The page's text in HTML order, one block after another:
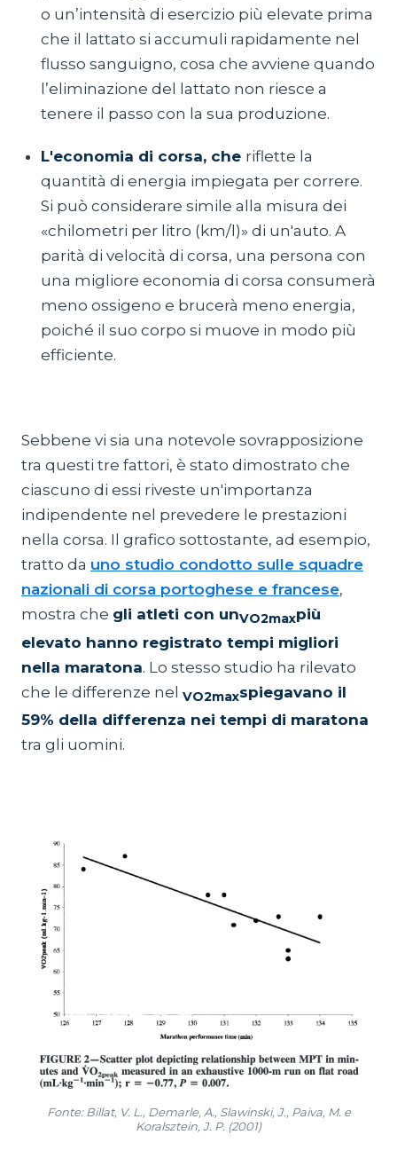
o un’intensità di esercizio più elevate prima
che il lattato si accumuli rapidamente nel
flusso sanguigno, cosa che avviene quando
l’eliminazione del lattato non riesce a
tenere il passo con la sua produzione.
L'economia di corsa, che riflette la
quantità di energia impiegata per correre.
Si può considerare simile alla misura dei
«chilometri per litro (km/l)» di un'auto. A
parità di velocità di corsa, una persona con
una migliore economia di corsa consumerà
meno ossigeno e brucerà meno energia,
poiché il suo corpo si muove in modo più
efficiente.
Sebbene vi sia una notevole sovrapposizione
tra questi tre fattori, è stato dimostrato che
ciascuno di essi riveste un'importanza
indipendente nel prevedere le prestazioni
nella corsa. Il grafico sottostante, ad esempio,
tratto da uno studio condotto sulle squadre
nazionali di corsa portoghese e francese,
mostra che gli atleti con unVO2maxpiù
elevato hanno registrato tempi migliori
nella maratona. Lo stesso studio ha rilevato
che le differenze nel VO2maxspiegavano il
59% della differenza nei tempi di maratona
tra gli uomini.
Fonte: Billat, V. L., Demarle, A., Slawinski, J., Paiva, M. e
Koralsztein, J. P. (2001)